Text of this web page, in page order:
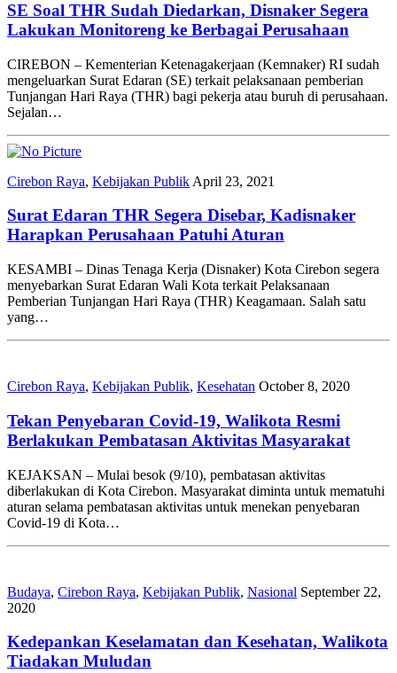
SE Soal THR Sudah Diedarkan, Disnaker Segera
Lakukan Monitoreng ke Berbagai Perusahaan
CIREBON – Kementerian Ketenagakerjaan (Kemnaker) RI sudah
mengeluarkan Surat Edaran (SE) terkait pelaksanaan pemberian
Tunjangan Hari Raya (THR) bagi pekerja atau buruh di perusahaan.
Sejalan…
Cirebon Raya, Kebijakan Publik April 23, 2021
Surat Edaran THR Segera Disebar, Kadisnaker
Harapkan Perusahaan Patuhi Aturan
KESAMBI – Dinas Tenaga Kerja (Disnaker) Kota Cirebon segera
menyebarkan Surat Edaran Wali Kota terkait Pelaksanaan
Pemberian Tunjangan Hari Raya (THR) Keagamaan. Salah satu
yang…
Cirebon Raya, Kebijakan Publik, Kesehatan October 8, 2020
Tekan Penyebaran Covid-19, Walikota Resmi
Berlakukan Pembatasan Aktivitas Masyarakat
KEJAKSAN – Mulai besok (9/10), pembatasan aktivitas
diberlakukan di Kota Cirebon. Masyarakat diminta untuk mematuhi
aturan selama pembatasan aktivitas untuk menekan penyebaran
Covid-19 di Kota…
Budaya, Cirebon Raya, Kebijakan Publik, Nasional September 22,
2020
Kedepankan Keselamatan dan Kesehatan, Walikota
Tiadakan Muludan